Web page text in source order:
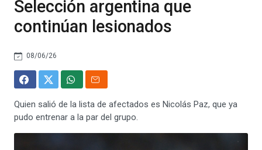
Selección argentina que
continúan lesionados
08/06/26
Quien salió de la lista de afectados es Nicolás Paz, que ya
pudo entrenar a la par del grupo.